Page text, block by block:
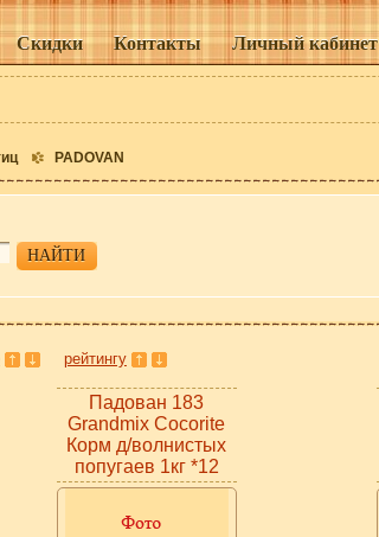
Скидки Контакты Личный кабинет
PADOVAN
рейтингу
Падован 183
Grandmix Сocorite
Корм д/волнистых
попугаев 1кг *12